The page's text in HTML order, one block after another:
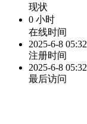
现状
0 小时
在线时间
2025-6-8 05:32
注册时间
2025-6-8 05:32
最后访问